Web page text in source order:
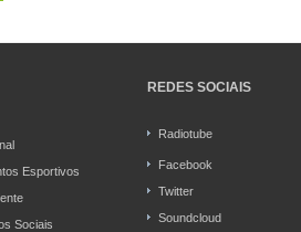
Esportivos
Sociais
REDES SOCIAIS
Radiotube
Facebook
Twitter
Soundcloud